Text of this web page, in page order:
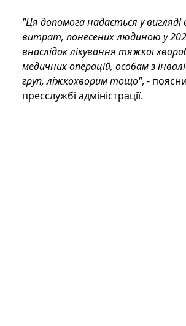
"Ця допомога надається у вигляді
витрат, понесених людиною у
внаслідок лікування тяжкої
медичних операцій, особам з
груп, ліжкохворим тощо", -
пресслужбі адміністрації.